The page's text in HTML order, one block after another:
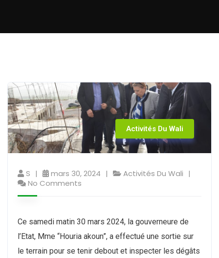
Activités Du Wali
S mars 30, 2024
Activités Du Wali
No Comments
Ce samedi matin 30 mars 2024, la gouverneure de
l’Etat, Mme “Houria akoun”, a effectué une sortie sur
le terrain pour se tenir debout et inspecter les dégâts